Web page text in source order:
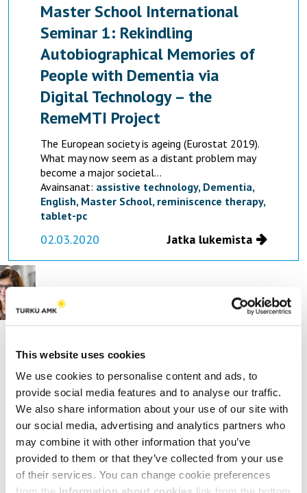
This website uses cookies
We use cookies to personalise content and ads, to
provide social media features and to analyse our traffic.
We also share information about your use of our site with
our social media, advertising and analytics partners who
may combine it with other information that you’ve
provided to them or that they’ve collected from your use
of their services. You can change cookie preferences
Master School International
Seminar 1: Rekindling
Autobiographical Memories of
People with Dementia via
Digital Technology – the
RemeMTI Project
The European society is ageing (Eurostat 2019).
What may now seem as a distant problem may
become a major societal...
Avainsanat: assistive technology, Dementia,
English, Master School, reminiscence therapy,
tablet-pc
02.03.2020 Jatka lukemista
Myynti | Sales
Liisa Kairisto-Mertanen
Executive Lecturer, Turku University of Applied
Everybody is selling something
– why don’t we realize it?
Selling still carries a stigma. Without thinking
further, people very easily express that they do
not like selling and start...
Avainsanat: English,interaction,selling,
vuorovaikutus